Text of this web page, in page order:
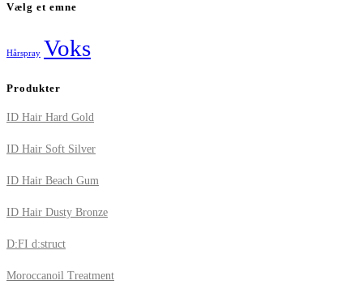
Vælg et emne
Hårspray Voks
Produkter
ID Hair Hard Gold
ID Hair Soft Silver
ID Hair Beach Gum
ID Hair Dusty Bronze
D:FI d:struct
Moroccanoil Treatment